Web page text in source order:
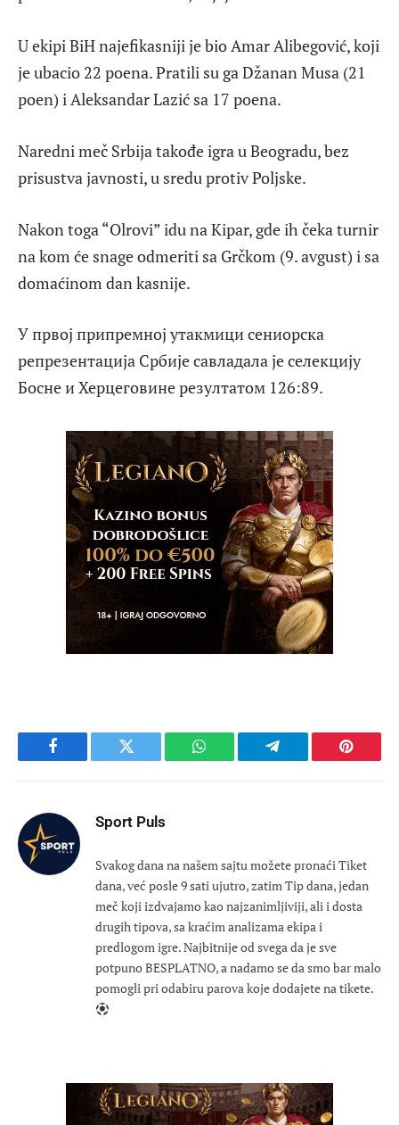
U ekipi BiH najefikasniji je bio Amar Alibegović, koji
je ubacio 22 poena. Pratili su ga Džanan Musa (21
poen) i Aleksandar Lazić sa 17 poena.
Naredni meč Srbija takođe igra u Beogradu, bez
prisustva javnosti, u sredu protiv Poljske.
Nakon toga “Olrovi” idu na Kipar, gde ih čeka turnir
na kom će snage odmeriti sa Grčkom (9. avgust) i sa
domaćinom dan kasnije.
У првој припремној утакмици сениорска
репрезентација Србије савладала је селекцију
Босне и Херцеговине резултатом 126:89.
Facebook Twitter WhatsApp Telegram
Sport Puls
Svakog dana na našem sajtu možete pronaći Tiket
dana, već posle 9 sati ujutro, zatim Tip dana, jedan
meč koji izdvajamo kao najzanimljiviji, ali i dosta
drugih tipova, sa kraćim analizama ekipa i
predlogom igre. Najbitnije od svega da je sve
potpuno BESPLATNO, a nadamo se da smo bar malo
pomogli pri odabiru parova koje dodajete na tikete.